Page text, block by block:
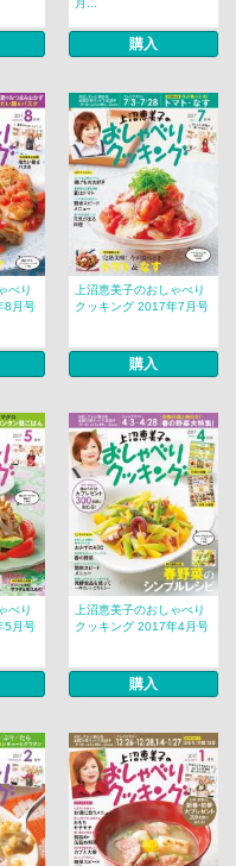
購入
べり
8月号
上沼恵美子のおしゃべり
クッキング 2017年7月号
購入
べり
5月号
上沼恵美子のおしゃべり
クッキング 2017年4月号
購入